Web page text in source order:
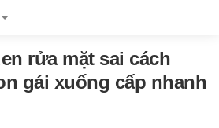
rửa mặt sai cách
gái xuống cấp nhanh